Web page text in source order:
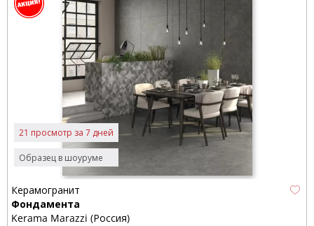
Образец в шоуруме
21 просмотр за 7 дней
Керамогранит
Фондамента
Kerama Marazzi (Россия)